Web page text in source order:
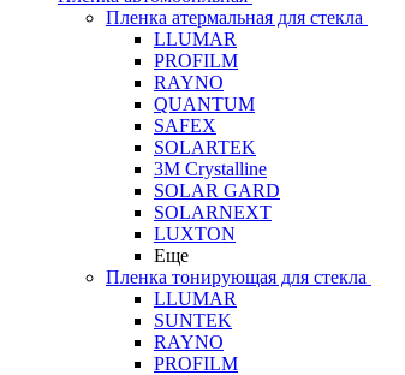
Пленка атермальная для стекла
LLUMAR
PROFILM
RAYNO
QUANTUM
SAFEX
SOLARTEK
3M Crystalline
SOLAR GARD
SOLARNEXT
LUXTON
Еще
Пленка тонирующая для стекла
LLUMAR
SUNTEK
RAYNO
PROFILM